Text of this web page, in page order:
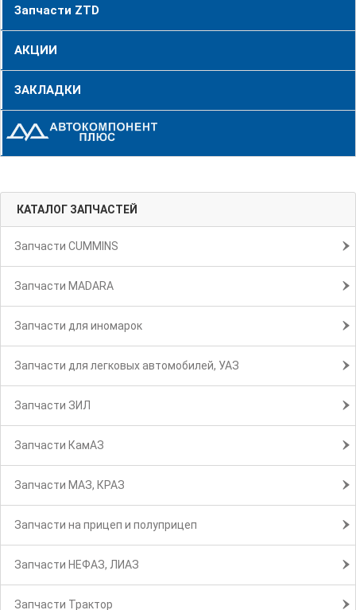
Запчасти ZTD
АКЦИИ
ЗАКЛАДКИ
КАТАЛОГ ЗАПЧАСТЕЙ
Запчасти CUMMINS
Запчасти MADARA
Запчасти для иномарок
Запчасти для легковых автомобилей, УАЗ
Запчасти ЗИЛ
Запчасти КамАЗ
Запчасти МАЗ, КРАЗ
Запчасти на прицеп и полуприцеп
Запчасти НЕФАЗ, ЛИАЗ
Запчасти Трактор